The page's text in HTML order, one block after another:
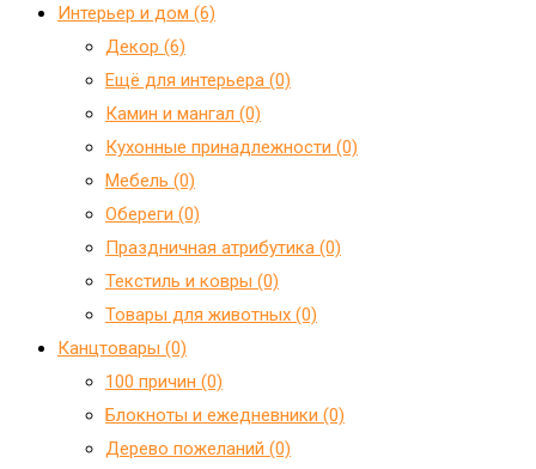
Интерьер и дом (6)
Декор (6)
Ещё для интерьера (0)
Камин и мангал (0)
Кухонные принадлежности (0)
Мебель (0)
Обереги (0)
Праздничная атрибутика (0)
Текстиль и ковры (0)
Товары для животных (0)
Канцтовары (0)
100 причин (0)
Блокноты и ежедневники (0)
Дерево пожеланий (0)